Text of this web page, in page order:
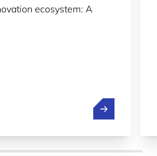
ecosystem: A
혁신 생태계에